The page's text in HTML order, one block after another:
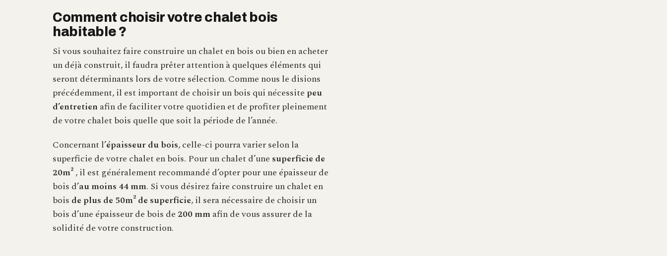
Comment choisir votre chalet bois
habitable ?
Si vous souhaitez faire construire un chalet en bois ou bien en acheter
un déjà construit, il faudra prêter attention à quelques éléments qui
seront déterminants lors de votre sélection. Comme nous le disions
précédemment, il est important de choisir un bois qui nécessite peu
d’entretienafin de faciliter votre quotidien et de profiter pleinement
de votre chalet bois quelle que soit la période de l’année.
Concernant l’épaisseur du bois, celle-ci pourra varier selon la
superficie de votre chalet en bois. Pour un chalet d’une superficie de
20m², il est généralement recommandé d’opter pour une épaisseur de
bois d’au moins 44 mm. Si vous désirez faire construire un chalet en
bois de plus de 50m² de superficie, il sera nécessaire de choisir un
bois d’une épaisseur de bois de 200 mmafin de vous assurer de la
solidité de votre construction.